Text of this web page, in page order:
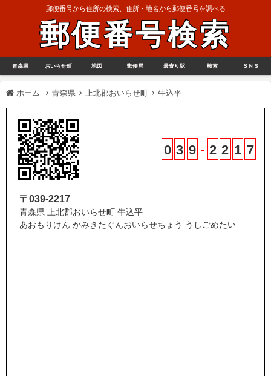
郵便番号から住所の検索、住所・地名から郵便番号を調べる
郵便番号検索
青森県 おいらせ町 地図 郵便局 最寄り駅 検索 ＳＮＳ
ホーム 青森県 上北郡おいらせ町 牛込平
0 3 9 - 2 2 1 7
〒039-2217
青森県 上北郡おいらせ町 牛込平
あおもりけん かみきたぐんおいらせちょう うしごめたい